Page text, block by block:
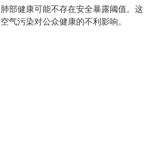
部健康可能不存在安全暴露阈值。这
气污染对公众健康的不利影响。